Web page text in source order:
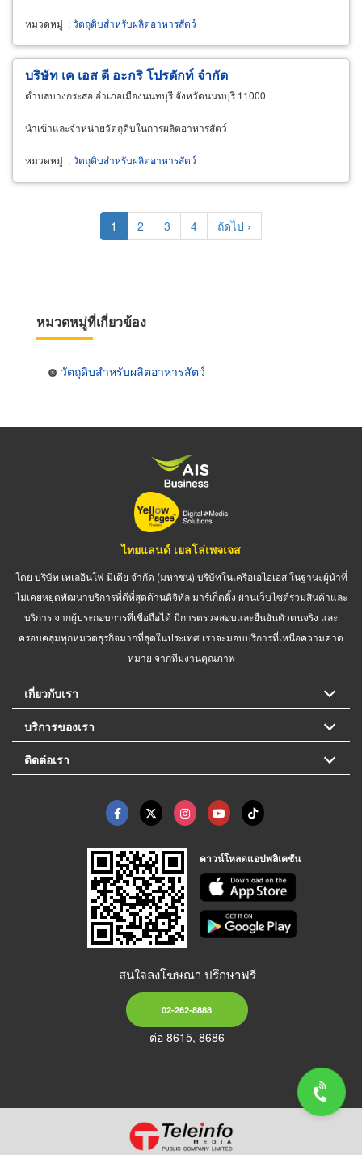
หมวดหมู่ :วัตถุดิบสำหรับผลิตอาหารสัตว์
บริษัท เค เอส ดี อะกริ โปรดักท์ จำกัด
ตำบลบางกระสอ อำเภอเมืองนนทบุรี จังหวัดนนทบุรี 11000
นำเข้าและจำหน่ายวัตถุดิบในการผลิตอาหารสัตว์
หมวดหมู่ :วัตถุดิบสำหรับผลิตอาหารสัตว์
Current
page
1 Page
2 Page
3 Page
4
Next
page
ถัดไป ›
หมวดหมู่ที่เกี่ยวข้อง
วัตถุดิบสำหรับผลิตอาหารสัตว์
ไทยแลนด์ เยลโล่เพจเจส
โดย บริษัท เทเลอินโฟ มีเดีย จำกัด (มหาชน) บริษัทในเครือเอไอเอส ในฐานะผู้นำที่
ไม่เคยหยุดพัฒนาบริการที่ดีที่สุดด้านดิจิทัล มาร์เก็ตติ้ง ผ่านเว็บไซต์รวมสินค้าและ
บริการ จากผู้ประกอบการที่เชื่อถือได้ มีการตรวจสอบและยืนยันตัวตนจริง และ
ครอบคลุมทุกหมวดธุรกิจมากที่สุดในประเทศ เราจะมอบบริการที่เหนือความคาด
หมาย จากทีมงานคุณภาพ
เกี่ยวกับเรา
บริการของเรา
ติดต่อเรา
ดาวน์โหลดแอปพลิเคชัน
สนใจลงโฆษณา ปรึกษาฟรี
02-262-8888
ต่อ 8615, 8686